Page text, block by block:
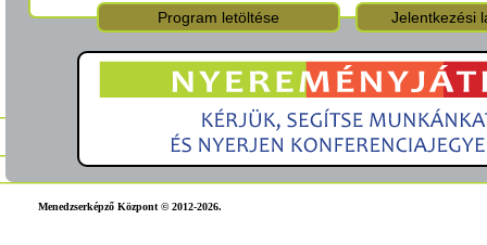
Program letöltése Jelentkezési
Menedzserképző Központ © 2012-2026.